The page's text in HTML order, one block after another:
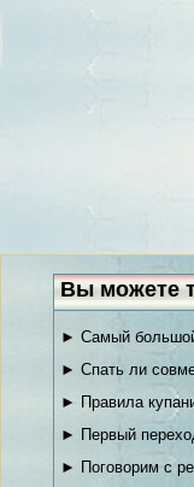
Вы можете
► Самый
► Cпать ли
► Правила
► Первый
► Поговорим с